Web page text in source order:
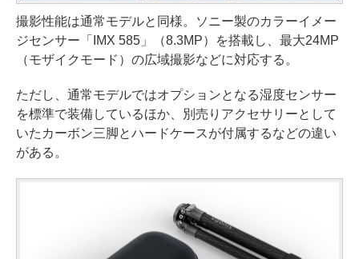
撮影性能は通常モデルと同様。ソニー製のカラーイメー
ジセンサー「IMX 585」（8.3MP）を搭載し、最大24MP
（モザイクモード）の広域撮影などに対応する。
ただし、通常モデルではオプションとなる湿度センサー
を標準で装備しているほか、別売りアクセサリーとして
いたカーボン三脚とハードケースが付属するなどの違い
がある。